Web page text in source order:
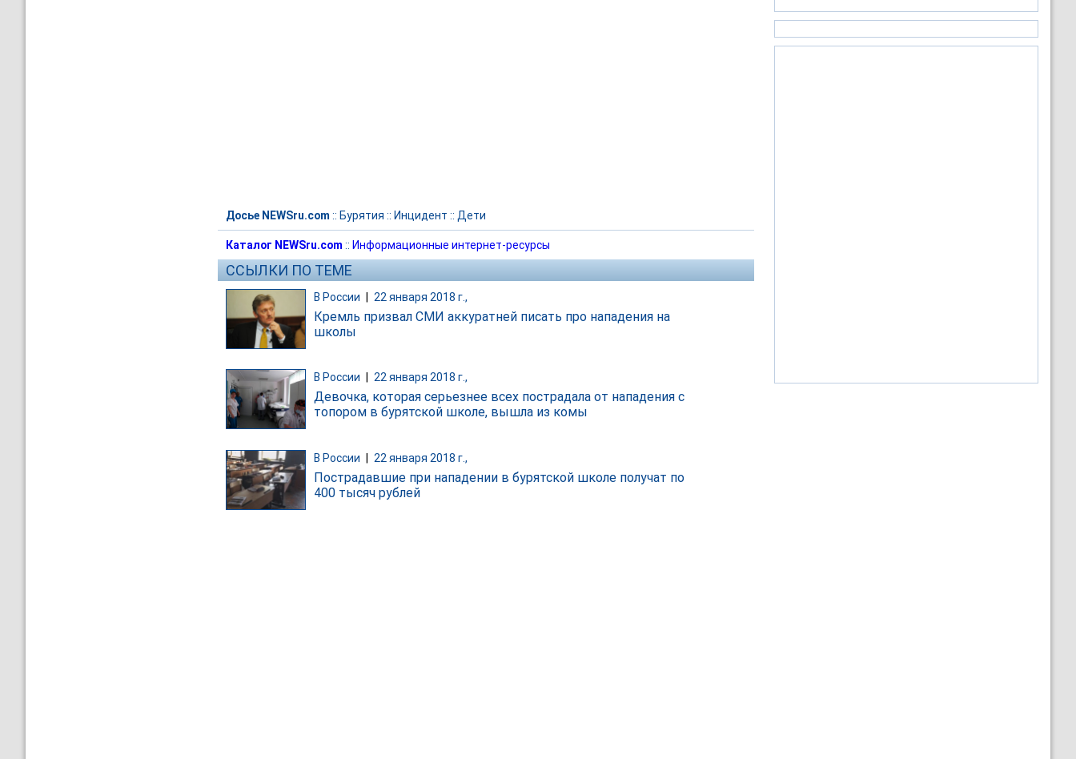
Досье NEWSru.com :: Бурятия :: Инцидент :: Дети
Каталог NEWSru.com :: Информационные интернет-ресурсы
ССЫЛКИ ПО ТЕМЕ
В России 22 января 2018 г.,
Кремль призвал СМИ аккуратней писать про нападения на
школы
В России 22 января 2018 г.,
Девочка, которая серьезнее всех пострадала от нападения с
топором в бурятской школе, вышла из комы
В России | 22 января 2018 г.,
Пострадавшие при нападении в бурятской школе получат по
400 тысяч рублей